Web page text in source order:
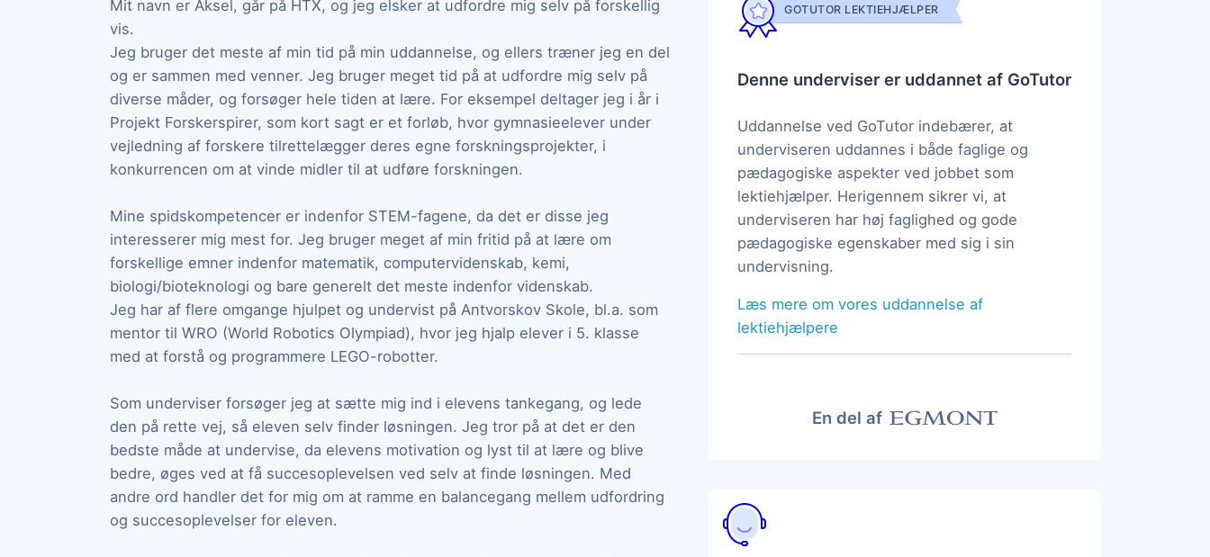
Mit navn er Aksel, går på HTX, og jeg elsker at udfordre mig selv på forskellig
vis.
Jeg bruger det meste af min tid på min uddannelse, og ellers træner jeg en del
og er sammen med venner. Jeg bruger meget tid på at udfordre mig selv på
diverse måder, og forsøger hele tiden at lære. For eksempel deltager jeg i år i
Projekt Forskerspirer, som kort sagt er et forløb, hvor gymnasieelever under
vejledning af forskere tilrettelægger deres egne forskningsprojekter, i
konkurrencen om at vinde midler til at udføre forskningen.
Mine spidskompetencer er indenfor STEM-fagene, da det er disse jeg
interesserer mig mest for. Jeg bruger meget af min fritid på at lære om
forskellige emner indenfor matematik, computervidenskab, kemi,
biologi/bioteknologi og bare generelt det meste indenfor videnskab.
Jeg har af flere omgange hjulpet og undervist på Antvorskov Skole, bl.a. som
mentor til WRO (World Robotics Olympiad), hvor jeg hjalp elever i 5. klasse
med at forstå og programmere LEGO-robotter.
Som underviser forsøger jeg at sætte mig ind i elevens tankegang, og lede
den på rette vej, så eleven selv finder løsningen. Jeg tror på at det er den
bedste måde at undervise, da elevens motivation og lyst til at lære og blive
bedre, øges ved at få succesoplevelsen ved selv at finde løsningen. Med
andre ord handler det for mig om at ramme en balancegang mellem udfordring
og succesoplevelser for eleven.
GOTUTOR LEKTIEHJÆLPER
Denne underviser er uddannet af GoTutor
Uddannelse ved GoTutor indebærer, at
underviseren uddannes i både faglige og
pædagogiske aspekter ved jobbet som
lektiehjælper. Herigennem sikrer vi, at
underviseren har høj faglighed og gode
pædagogiske egenskaber med sig i sin
undervisning.
Læs mere om vores uddannelse af
lektiehjælpere
En del af